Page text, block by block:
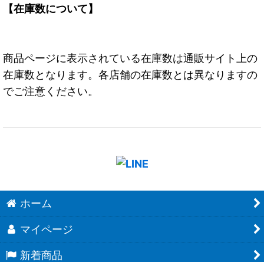
【在庫数について】
商品ページに表示されている在庫数は通販サイト上の
在庫数となります。各店舗の在庫数とは異なりますの
でご注意ください。
ホーム
マイページ
新着商品